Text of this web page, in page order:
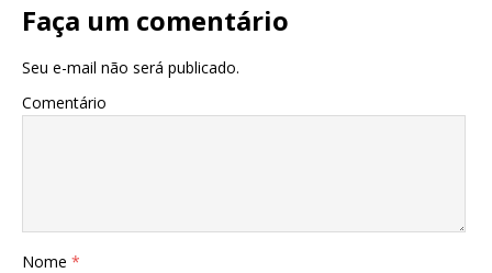
Faça um comentário
Seu e-mail não será publicado.
Comentário
Nome *